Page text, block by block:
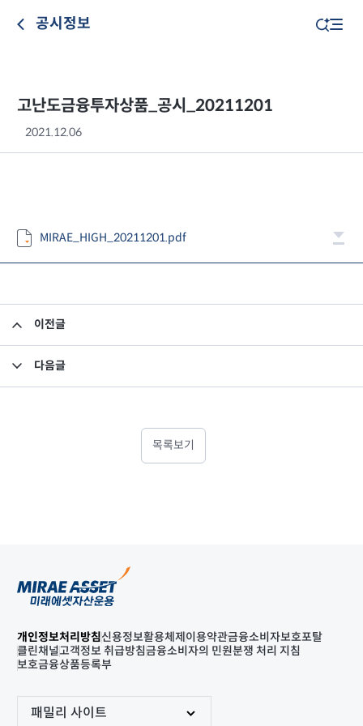
공시정보
고난도금융투자상품_공시_20211201
2021.12.06
MIRAE_HIGH_20211201.pdf
이전글
다음글
목록보기
개인정보처리방침신용정보활용체제 이용약관금융소비자보호포탈
클린채널고객정보 취급방침금융소비자의 민원분쟁 처리 지침
보호금융상품등록부
패밀리 사이트